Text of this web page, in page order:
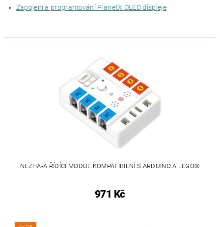
Zapojení a programování PlanetX OLED displeje
NEZHA-A ŘÍDÍCÍ MODUL KOMPATIBILNÍ S ARDUINO A LEGO®
971 Kč